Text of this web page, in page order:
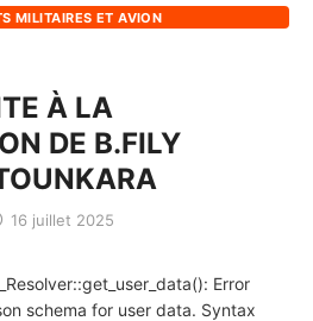
MILITAIRES ET AVION
À LA
DE B.FILY
16 juillet 2025
Error
schema for user data. Syntax